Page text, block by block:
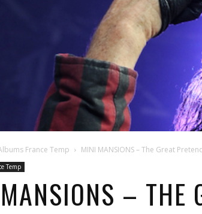
France Temp MINI MANSIONS – The Great
Temp
– THE